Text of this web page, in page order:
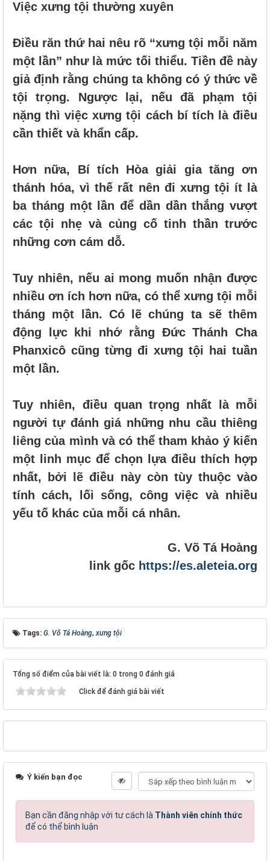
Việc xưng tội thường xuyên
Điều răn thứ hai nêu rõ “xưng tội mỗi năm
một lần” như là mức tối thiểu. Tiền đề này
giả định rằng chúng ta không có ý thức về
tội trọng. Ngược lại, nếu đã phạm tội
nặng thì việc xưng tội cách bí tích là điều
cần thiết và khẩn cấp.
Hơn nữa, Bí tích Hòa giải gia tăng ơn
thánh hóa, vì thế rất nên đi xưng tội ít là
ba tháng một lần để dần dần thắng vượt
các tội nhẹ và củng cố tinh thần trước
những cơn cám dỗ.
Tuy nhiên, nếu ai mong muốn nhận được
nhiều ơn ích hơn nữa, có thể xưng tội mỗi
tháng một lần. Có lẽ chúng ta sẽ thêm
động lực khi nhớ rằng Đức Thánh Cha
Phanxicô cũng từng đi xưng tội hai tuần
một lần.
Tuy nhiên, điều quan trọng nhất là mỗi
người tự đánh giá những nhu cầu thiêng
liêng của mình và có thể tham khảo ý kiến
một linh mục để chọn lựa điều thích hợp
nhất, bởi lẽ điều này còn tùy thuộc vào
tính cách, lối sống, công việc và nhiều
yếu tố khác của mỗi cá nhân.
G. Võ Tá Hoàng
link gốc https://es.aleteia.org
Tags: G. Võ Tá Hoàng,xưng tội
Tổng số điểm của bài viết là: 0 trong 0 đánh giá
Click để đánh giá bài viết
Ý kiến bạn đọc
Bạn cần đăng nhập với tư cách là Thành viên chính thức
để có thể bình luận